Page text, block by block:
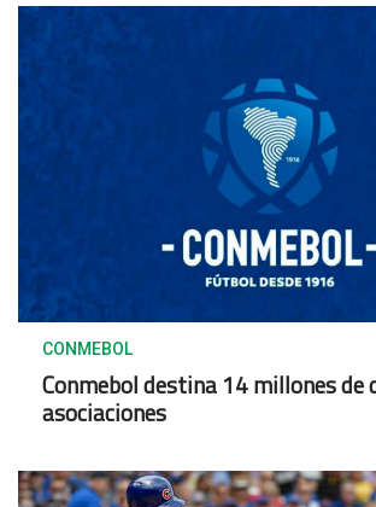
CONMEBOL
Conmebol destina 14 millones de
asociaciones